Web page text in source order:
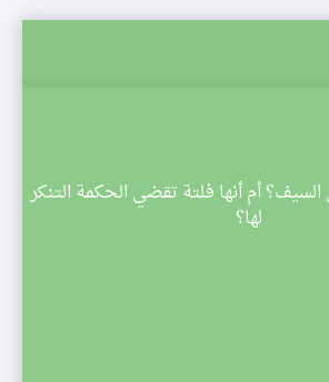
أم أنها فلتة تقضي الحكمة التنكر
لها؟